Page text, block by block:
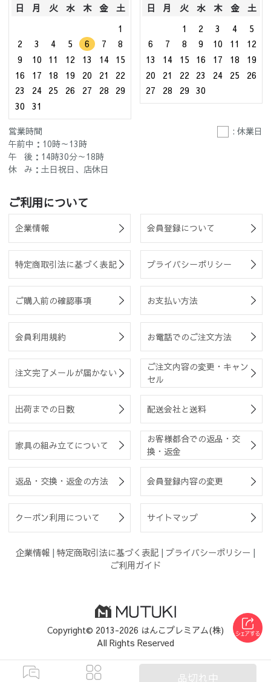
日 月 火 水 木 金
土
1
2
3 4 5 6 7
8
9
10 11 12 13 14
15
16
17 18 19 20 21
22
23
24 25 26 27 28
29
30
31
日 月 火 水 木 金
土
1
2 3 4
5
6
7 8 9 10 11
12
13
14 15 16 17 18
19
20
21 22 23 24 25
26
27
28 29 30
営業時間
: 休業日
午前中：10時～13時
午 後：14時30分～18時
休 み：土日祝日、店休日
ご利用について
企業情報 会員登録について
特定商取引法に基づく表記 プライバシーポリシー
ご購入前の確認事項 お支払い方法
会員利用規約 お電話でのご注文方法
注文完了メールが届かない
ご注文内容の変更・キャン
セル
出荷までの日数 配送会社と送料
家具の組み立てについて
お客様都合での返品・交
換・返金
返品・交換・返金の方法 会員登録内容の変更
クーポン利用について サイトマップ
企業情報 | 特定商取引法に基づく表記 | プライバシーポリシー |
ご利用ガイド
Copyright© 2013-2026 はんこプレミアム(株)
All Rights Reserved
品切れ中